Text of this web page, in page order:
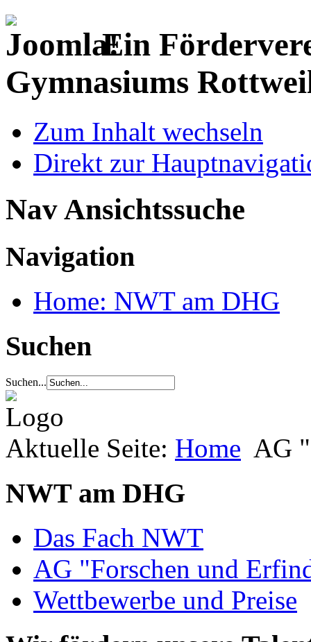
Ein
Gymnasiums
Zum Inhalt wechseln
Direkt zur
Nav Ansichtssuche
Navigation
Home: NWT am DHG
Suchen
Suchen...
Aktuelle Seite: Home AG
NWT am DHG
Das Fach NWT
AG "Forschen und
Wettbewerbe und Preise